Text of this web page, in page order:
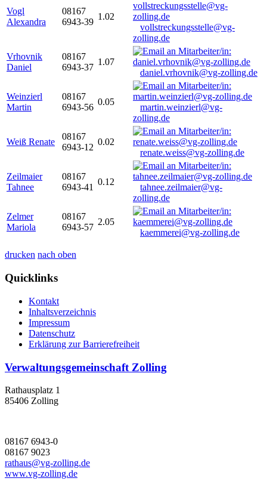
Vogl
Alexandra
08167
6943-39
1.02
vollstreckungsstelle@vg-
zolling.de
Vrhovnik
Daniel
08167
6943-37
1.07
daniel.vrhovnik@vg-zolling.de
Weinzierl
Martin
08167
6943-56
0.05
martin.weinzierl@vg-
zolling.de
Weiß Renate
08167
6943-12
0.02
renate.weiss@vg-zolling.de
Zeilmaier
Tahnee
08167
6943-41
0.12
tahnee.zeilmaier@vg-
zolling.de
Zelmer
Mariola
08167
6943-57
2.05
kaemmerei@vg-zolling.de
drucken nach oben
Quicklinks
Kontakt
Inhaltsverzeichnis
Impressum
Datenschutz
Erklärung zur Barrierefreiheit
Verwaltungsgemeinschaft Zolling
Rathausplatz 1
85406 Zolling
08167 6943-0
08167 9023
rathaus@vg-zolling.de
www.vg-zolling.de